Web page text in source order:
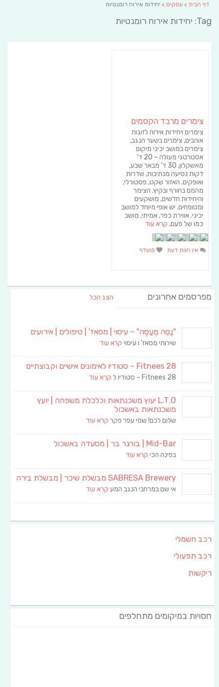
דף הבית > עסקים > יחידות אירוח רומנטיות
Tag: יחידות אירוח רומנטיות
צימרים מרבד הקסמים
צימרים ויחידות אירוח לזוגות
אוהבים, צימרים בשער הנגב,
צימרים במושב יכיני מיקום
אסטרטגי מעולה – 20 ד'
מאשקלון, 30 ד' מבאר שבע,
דקות נסיעה מנתיבות, שדרות
ואופקים. האזור שקט, פסטורלי,
מהמם בחורף ובקיץ. הצימר
והיחידות חדשים, מושקעים
ומטופחים. יש אופי מיוחד למושב
יכיני. אווירת כפר, אמיתי, מושב
כמו של פעם, קרא עוד
אין חוות דעת מועדף
מפרסמים אחרונים הצג הכל
"נַסֵּה מְעַסֶּה" – עיסוי | מסאז' | טיפולים | אירועים
שירותי מסאז' ו עיסוי קרא עוד
Fitnees 28 – סטודיו לאימונים אישיים וקבוצתיים
Fitnees 28 – סטודיו ל קרא עוד
L.T.O יעוץ משכנתאות וכלכלת משפחה | יועץ
משכנתאות באשכול
שלום לכם! שמי עפר פקר קרא עוד
Mid-Bar | בורגר בר | מסעדה באשכול
בפינה הכי קרא עוד
SABRESA Brewery מבשלת שיכר | מבשלת בירה
אי שם במרחבי הנגב המע קרא עוד
רכב חשמלי
רכב תפעולי
ריקשות
חסויות במיקומים מתחלפים